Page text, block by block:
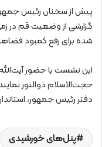
پیش از سخنان رئیس
گزارشی از وضعیت قم در
شده برای رفع کمبود
این نشست با حضور
حجت‌الاسلام ذوالنور
دفتر رئیس جمهور،
پنل‌های خورشیدی